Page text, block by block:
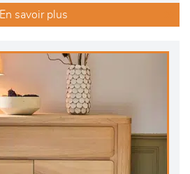
En savoir plus